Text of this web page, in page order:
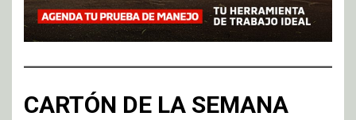
CARTÓN DE LA SEMANA